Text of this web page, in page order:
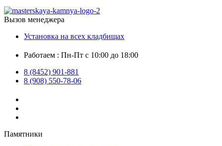
Вызов менеджера
Установка на всех кладбищах
Работаем : Пн-Пт с 10:00 до 18:00
8 (8452) 901-881
8 (908) 550-78-06
Памятники